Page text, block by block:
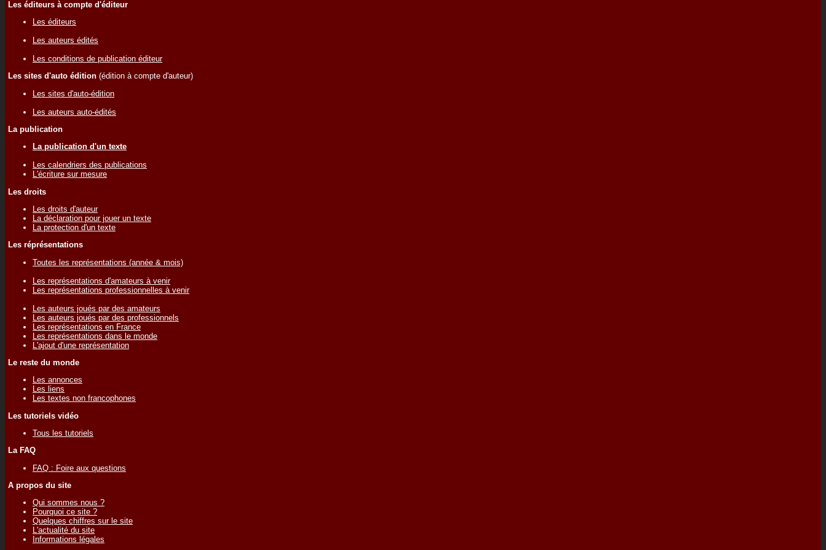
Les éditeurs à compte d'éditeur
Les éditeurs
Les auteurs édités
Les conditions de publication éditeur
Les sites d'auto édition (édition à compte d'auteur)
Les sites d'auto-édition
Les auteurs auto-édités
La publication
La publication d'un texte
Les calendriers des publications
L'écriture sur mesure
Les droits
Les droits d'auteur
La déclaration pour jouer un texte
La protection d'un texte
Les réprésentations
Toutes les représentations (année & mois)
Les représentations d'amateurs à venir
Les représentations professionnelles à venir
Les auteurs joués par des amateurs
Les auteurs joués par des professionnels
Les représentations en France
Les représentations dans le monde
L'ajout d'une représentation
Le reste du monde
Les annonces
Les liens
Les textes non francophones
Les tutoriels vidéo
Tous les tutoriels
La FAQ
FAQ : Foire aux questions
A propos du site
Qui sommes nous ?
Pourquoi ce site ?
Quelques chiffres sur le site
L'actualité du site
Informations légales